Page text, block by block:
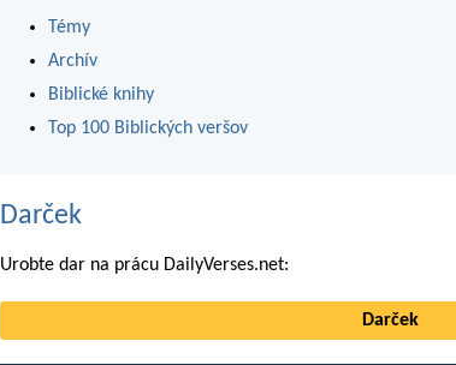
Témy
Archív
Biblické knihy
Top 100 Biblických veršov
Darček
Urobte dar na prácu DailyVerses.net:
Darček